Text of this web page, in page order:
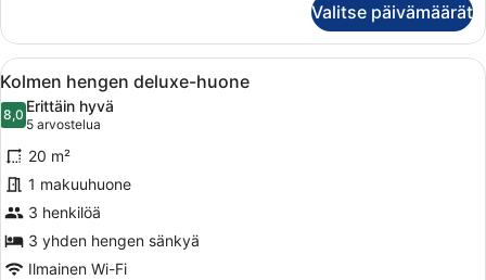
1
suuri
parisänky
Valitse päivämäärät
Avaa
kaikki
huonetyypin
Kolmen
hengen
deluxe-
huone
kuvat
Hotellihuone, jossa on kaksi
6
Kolmen hengen deluxe-huone
8,08,0 kautta 10
Erittäin hyvä
5 arvostelua
(5
arvostelua)
20 m²
1 makuuhuone
3 henkilöä
3 yhden hengen sänkyä
Ilmainen Wi-Fi